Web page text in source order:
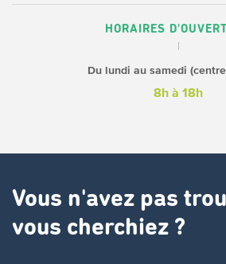
HORAIRES
Du lundi au samedi
8h à 18h
Vous n'avez pas
vous cherchiez ?